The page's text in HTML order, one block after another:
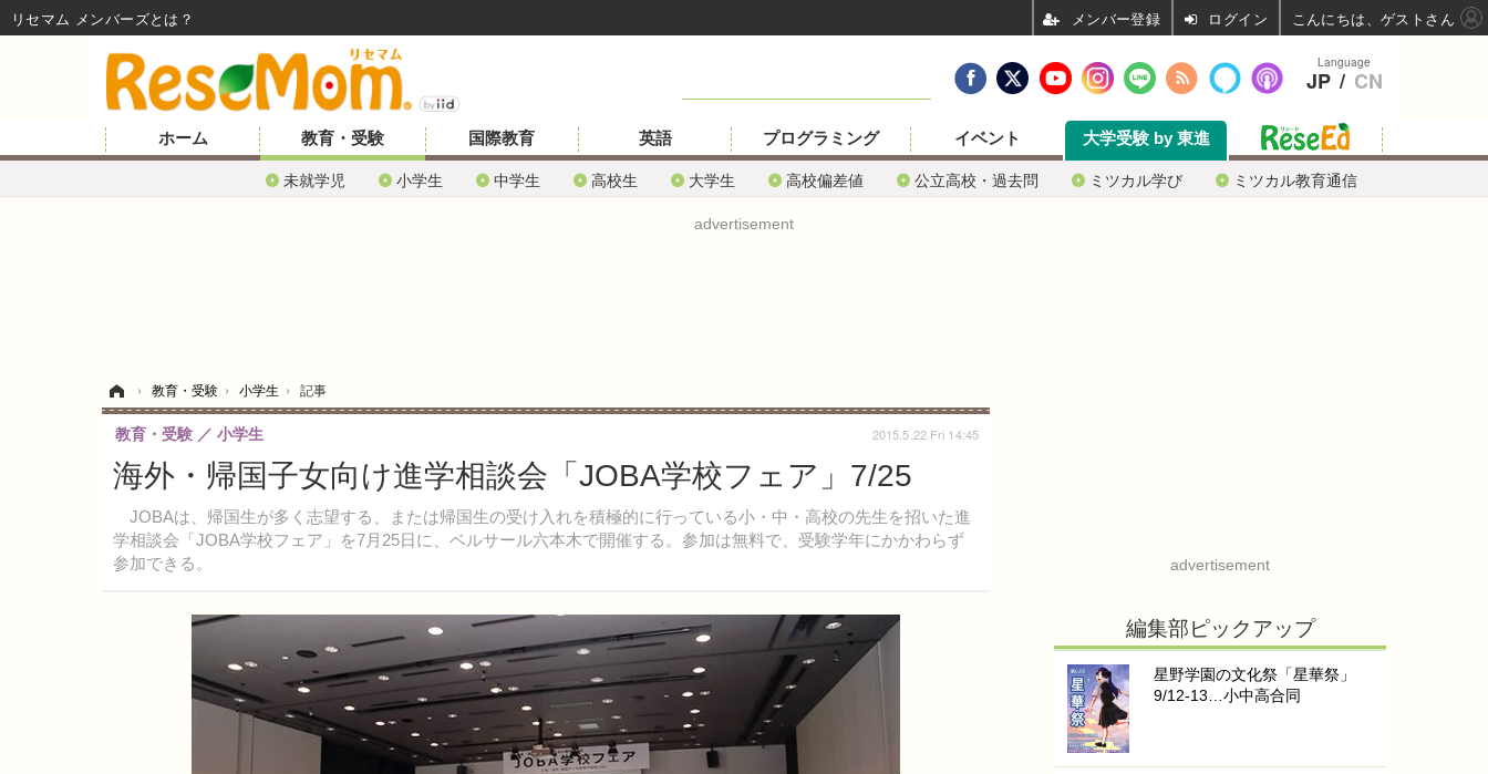
ホーム 教育・受験
未就学児 小学生 中学生 高校生 大学生 高校偏差値 公立高校・過去問 ミツカル学び ミツカル教育通信
国際教育 英語 プログラミング イベント 大学受験 by 東進
advertisement
› 教育・受験 › 小学生 › 記事
海外・帰国子女向け進学相談会「JOBA学校フェア」7/25
JOBAは、帰国生が多く志望する、または帰国生の受け入れを積極的に行っている小・中・高校の先生を招いた進
学相談会「JOBA学校フェア」を7月25日に、ベルサール六本木で開催する。参加は無料で、受験学年にかかわらず
参加できる。
教育・受験 小学生 2015.5.22 Fri 14:45
advertisement
編集部ピックアップ
星野学園の文化祭「星華祭」
9/12-13…小中高合同
Language
JP / CN
リセマム メンバーズ ログイン こんにちは、ゲストさん